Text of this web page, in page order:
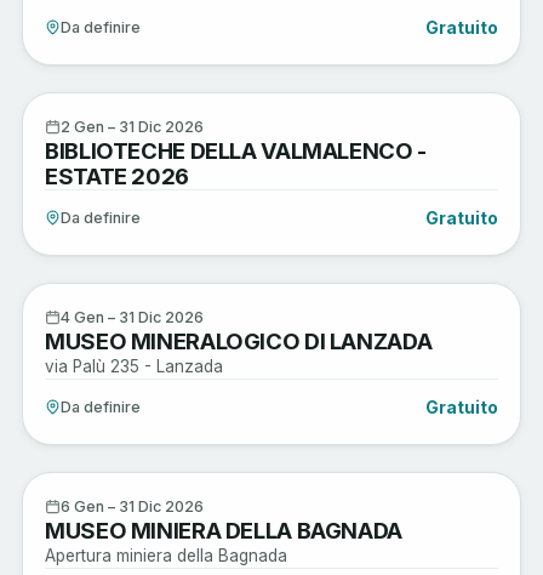
Da definire Gratuito
Arte e Cultura
2 Gen – 31 Dic 2026
BIBLIOTECHE DELLA VALMALENCO -
ESTATE 2026
Da definire Gratuito
Arte e Cultura
4 Gen – 31 Dic 2026
MUSEO MINERALOGICO DI LANZADA
via Palù 235 - Lanzada
Da definire Gratuito
Arte e Cultura
6 Gen – 31 Dic 2026
MUSEO MINIERA DELLA BAGNADA
Apertura miniera della Bagnada